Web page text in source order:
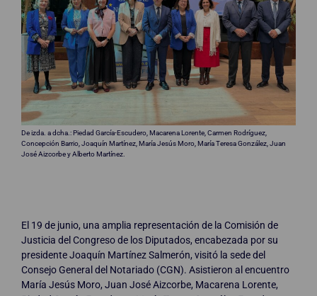
De izda. a dcha.: Piedad García-Escudero, Macarena Lorente, Carmen Rodríguez,
Concepción Barrio, Joaquín Martínez, María Jesús Moro, María Teresa González, Juan
José Aizcorbe y Alberto Martínez.
El 19 de junio, una amplia representación de la Comisión de
Justicia del Congreso de los Diputados, encabezada por su
presidente Joaquín Martínez Salmerón, visitó la sede del
Consejo General del Notariado (CGN). Asistieron al encuentro
María Jesús Moro, Juan José Aizcorbe, Macarena Lorente,